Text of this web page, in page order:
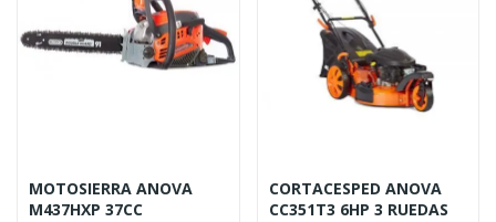
MOTOSIERRA ANOVA
M437HXP 37CC
CORTACESPED ANOVA
CC351T3 6HP 3 RUEDAS